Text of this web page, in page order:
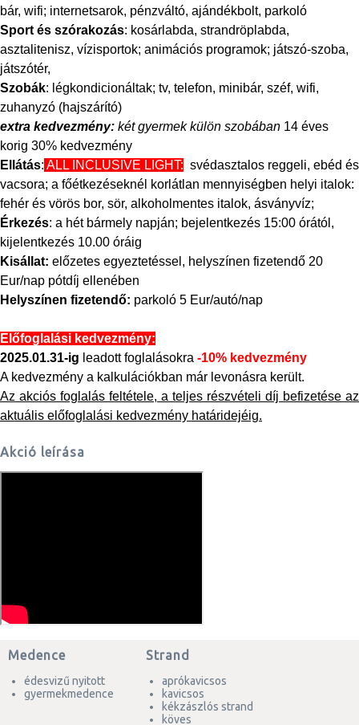
bár, wifi; internetsarok, pénzváltó, ajándékbolt, parkoló
Sport és szórakozás: kosárlabda, strandröplabda,
asztalitenisz, vízisportok; animációs programok; játszó-szoba,
játszótér,
Szobák: légkondicionáltak; tv, telefon, minibár, széf, wifi,
zuhanyzó (hajszárító)
extra kedvezmény: két gyermek külön szobában 14 éves
korig 30% kedvezmény
Ellátás: ALL INCLUSIVE LIGHT: svédasztalos reggeli, ebéd és
vacsora; a főétkezéseknél korlátlan mennyiségben helyi italok:
fehér és vörös bor, sör, alkoholmentes italok, ásványvíz;
Érkezés: a hét bármely napján; bejelentkezés 15:00 órától,
kijelentkezés 10.00 óráig
Kisállat: előzetes egyeztetéssel, helyszínen fizetendő 20
Eur/nap pótdíj ellenében
Helyszínen fizetendő: parkoló 5 Eur/autó/nap
Előfoglalási kedvezmény:
2025.01.31-ig leadott foglalásokra -10% kedvezmény
A kedvezmény a kalkulációkban már levonásra került.
Az akciós foglalás feltétele, a teljes részvételi díj befizetése az
aktuális előfoglalási kedvezmény határidejéig.
Akció leírása
Medence
édesvizű nyitott
gyermekmedence
Strand
aprókavicsos
kavicsos
kékzászlós strand
köves